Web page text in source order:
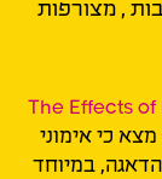
, מצורפות
The Effects of
כי אימוני
במיוחד